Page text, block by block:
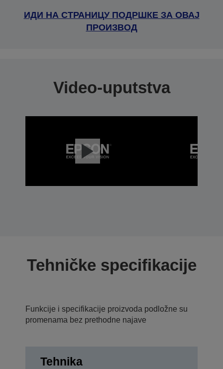
ИДИ НА СТРАНИЦУ ПОДРШКЕ ЗА ОВАЈ
ПРОИЗВОД
Video-uputstva
Tehničke specifikacije
Funkcije i specifikacije proizvoda podložne su
promenama bez prethodne najave
Tehnika